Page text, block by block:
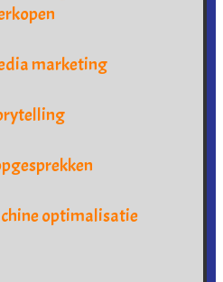
marketing
optimalisatie